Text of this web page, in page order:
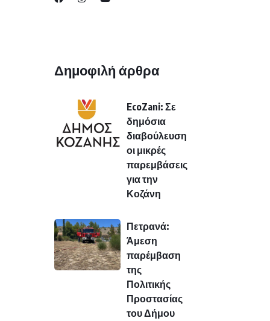
Δημοφιλή άρθρα
EcoZani: Σε
δημόσια
διαβούλευση
οι μικρές
παρεμβάσεις
για την
Κοζάνη
Πετρανά:
Άμεση
παρέμβαση
της
Πολιτικής
Προστασίας
του Δήμου